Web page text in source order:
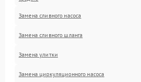
Замена сливного насоса
Замена сливного шланга
Замена улитки
Замена циркуляционного насоса